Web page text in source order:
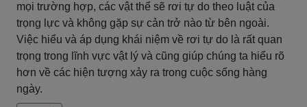
mọi trường hợp, các vật thể sẽ rơi tự do theo luật của
trọng lực và không gặp sự cản trở nào từ bên ngoài.
Việc hiểu và áp dụng khái niệm về rơi tự do là rất quan
trọng trong lĩnh vực vật lý và cũng giúp chúng ta hiểu rõ
hơn về các hiện tượng xảy ra trong cuộc sống hàng
ngày.